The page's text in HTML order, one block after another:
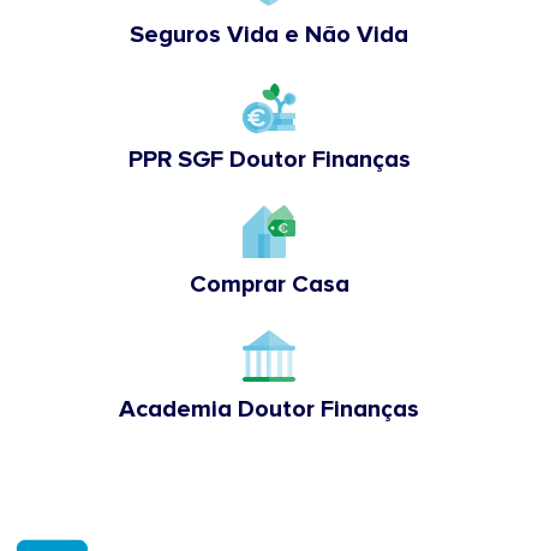
Seguros Vida e Não Vida
PPR SGF Doutor Finanças
Comprar Casa
Academia Doutor Finanças